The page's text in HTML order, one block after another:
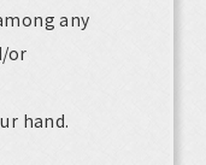
any
or
hand.